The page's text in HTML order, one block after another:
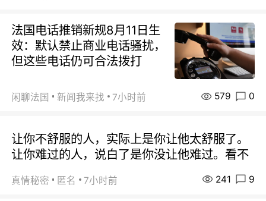
法国电话推销新规8月11日生
效：默认禁止商业电话骚扰，
但这些电话仍可合法拨打
闲聊法国 新闻我来找 7小时前 579 0
让你不舒服的人，实际上是你让他太舒服了。
让你难过的人，说白了是你没让他难过。看不
真情秘密 匿名 7小时前 241 9